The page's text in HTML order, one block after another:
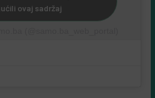
ovaj sadržaj